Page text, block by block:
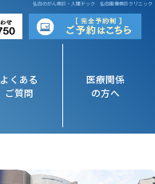
仙台のがん検診・人間ドック 仙台画像検診クリニック
よくある
ご質問
医療関係
の方へ